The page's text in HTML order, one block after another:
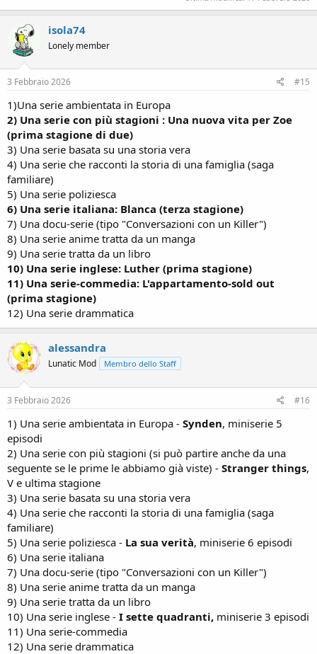
isola74
Lonely member
3 Febbraio 2026 #15
1)Una serie ambientata in Europa
2) Una serie con più stagioni : Una nuova vita per Zoe
(prima stagione di due)
3) Una serie basata su una storia vera
4) Una serie che racconti la storia di una famiglia (saga
familiare)
5) Una serie poliziesca
6) Una serie italiana: Blanca (terza stagione)
7) Una docu-serie (tipo "Conversazioni con un Killer")
8) Una serie anime tratta da un manga
9) Una serie tratta da un libro
10) Una serie inglese: Luther (prima stagione)
11) Una serie-commedia: L'appartamento-sold out
(prima stagione)
12) Una serie drammatica
alessandra
Lunatic Mod Membro dello Staff
3 Febbraio 2026 #16
1) Una serie ambientata in Europa - Synden, miniserie 5
episodi
2) Una serie con più stagioni (si può partire anche da una
seguente se le prime le abbiamo già viste) - Stranger things,
V e ultima stagione
3) Una serie basata su una storia vera
4) Una serie che racconti la storia di una famiglia (saga
familiare)
5) Una serie poliziesca - La sua verità, miniserie 6 episodi
6) Una serie italiana
7) Una docu-serie (tipo "Conversazioni con un Killer")
8) Una serie anime tratta da un manga
9) Una serie tratta da un libro
10) Una serie inglese - I sette quadranti, miniserie 3 episodi
11) Una serie-commedia
12) Una serie drammatica